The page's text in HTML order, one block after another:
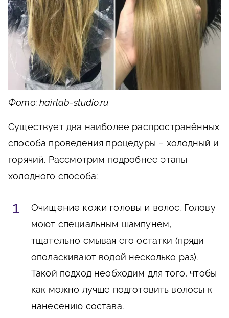
Фото: hairlab-studio.ru
Существует два наиболее распространённых
способа проведения процедуры – холодный и
горячий. Рассмотрим подробнее этапы
холодного способа:
Очищение кожи головы и волос. Голову
моют специальным шампунем,
тщательно смывая его остатки (пряди
ополаскивают водой несколько раз).
Такой подход необходим для того, чтобы
как можно лучше подготовить волосы к
нанесению состава.